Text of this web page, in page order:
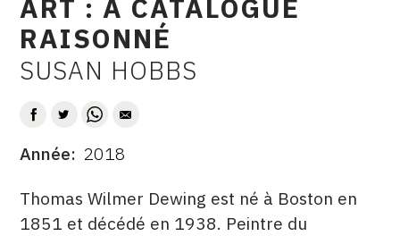
CONTACT
CGU
INSTAGRAM
ART : A CATALOGUE
RAISONNÉ
AUTEUR
SUSAN HOBBS
DATE
Année 2018
DESCRITPTION
Thomas Wilmer Dewing est né à Boston en
1851 et décédé en 1938. Peintre du